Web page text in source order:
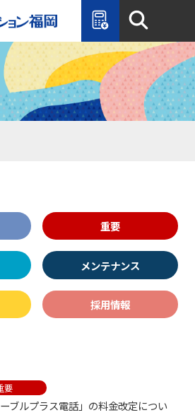
ケー
重要
メンテナンス
採用情報
要
ブルプラス電話」の料金改定につい